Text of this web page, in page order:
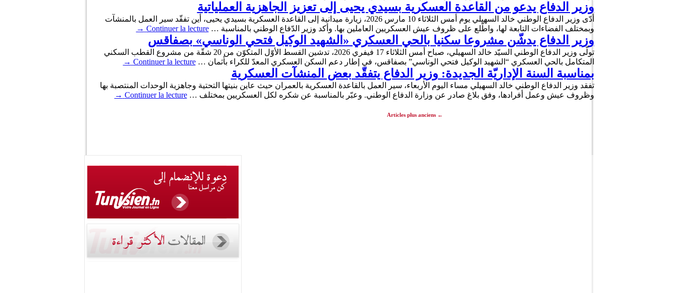
وزير الدفاع يدعو من القاعدة العسكرية بسيدي يحيى إلى تعزيز الجاهزية العملياتية
أدّى وزير الدفاع الوطني خالد السهيلي يوم أمس الثلاثاء 10 مارس 2026، زيارة ميدانية إلى القاعدة العسكرية بسيدي يحيى، أين تفقّد سير العمل بالمنشآت
وبمختلف الفضاءات التابعة لها، واطّلع على ظروف عيش العسكريين العاملين بها. وأكد وزير الدّفاع الوطني بالمناسبة …Continuer la lecture
→
وزير الدفاع يدشّن مشروعا سكنيا بالحي العسكري «الشهيد الوكيل فتحي الوناسي» بصفاقس
تولّى وزير الدفاع الوطني السيّد خالد السهيلي، صباح أمس الثلاثاء 17 فيفري 2026، تدشين القسط الأوّل المتكوّن من 20 شقّة من مشروع القطب السكني
المتكامل بالحي العسكري “الشهيد الوكيل فتحي الوناسي” بصفاقس، في إطار دعم السكن العسكري المعدّ للكراء بأثمان …Continuer la lecture
→
بمناسبة السنة الإداريّة الجديدة: وزير الدفاع يتفقّد بعض المنشآت العسكرية
تفقد وزير الدفاع الوطني خالد السهيلي مساء اليوم الأربعاء، سير العمل بالقاعدة العسكرية بالعمران حيث عاين بنيتها التحتية وجاهزية الوحدات المنتصبة بها
وظروف عيش وعمل أفرادها، وفق بلاغ صادر عن وزارة الدفاع الوطني. وعبّر بالمناسبة عن شكره لكل العسكريين بمختلف …Continuer la lecture
→
←
Articles plus anciens